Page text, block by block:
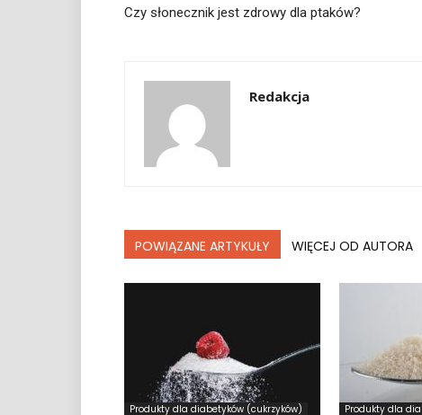
Czy słonecznik jest zdrowy dla ptaków?
Redakcja
POWIĄZANE ARTYKUŁY WIĘCEJ OD AUTORA
Produkty dla diabetyków (cukrzyków) Produkty dla